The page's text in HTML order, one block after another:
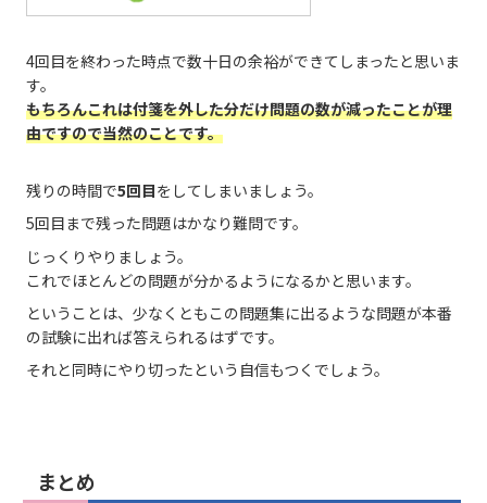
4回目を終わった時点で数十日の余裕ができてしまったと思いま
す。
もちろんこれは付箋を外した分だけ問題の数が減ったことが理
由ですので当然のことです。
残りの時間で5回目をしてしまいましょう。
5回目まで残った問題はかなり難問です。
じっくりやりましょう。
これでほとんどの問題が分かるようになるかと思います。
ということは、少なくともこの問題集に出るような問題が本番
の試験に出れば答えられるはずです。
それと同時にやり切ったという自信もつくでしょう。
まとめ